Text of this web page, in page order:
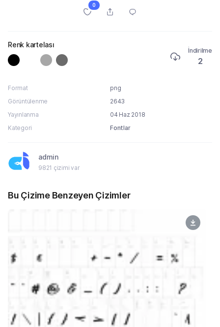
0
Renk kartelası
İndirilme
2
Format
png
Görüntülenme
2643
Yayınlanma
04 Haz 2018
Kategori
Fontlar
admin
9821 çizimi var
Bu Çizime Benzeyen Çizimler